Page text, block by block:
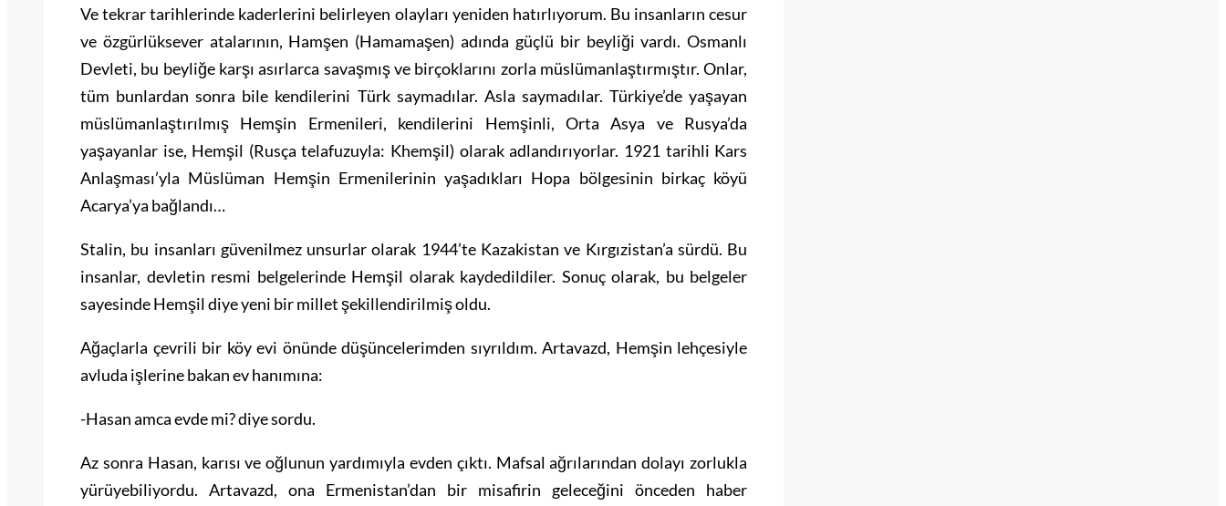
Ve tekrar tarihlerinde kaderlerini belirleyen olayları yeniden hatırlıyorum. Bu insanların cesur
ve özgürlüksever atalarının, Hamşen (Hamamaşen) adında güçlü bir beyliği vardı. Osmanlı
Devleti, bu beyliğe karşı asırlarca savaşmış ve birçoklarını zorla müslümanlaştırmıştır. Onlar,
tüm bunlardan sonra bile kendilerini Türk saymadılar. Asla saymadılar. Türkiye’de yaşayan
müslümanlaştırılmış Hemşin Ermenileri, kendilerini Hemşinli, Orta Asya ve Rusya’da
yaşayanlar ise, Hemşil (Rusça telafuzuyla: Khemşil) olarak adlandırıyorlar. 1921 tarihli Kars
Anlaşması’yla Müslüman Hemşin Ermenilerinin yaşadıkları Hopa bölgesinin birkaç köyü
Acarya’ya bağlandı…
Stalin, bu insanları güvenilmez unsurlar olarak 1944’te Kazakistan ve Kırgızistan’a sürdü. Bu
insanlar, devletin resmi belgelerinde Hemşil olarak kaydedildiler. Sonuç olarak, bu belgeler
sayesinde Hemşil diye yeni bir millet şekillendirilmiş oldu.
Ağaçlarla çevrili bir köy evi önünde düşüncelerimden sıyrıldım. Artavazd, Hemşin lehçesiyle
avluda işlerine bakan ev hanımına:
-Hasan amca evde mi? diye sordu.
Az sonra Hasan, karısı ve oğlunun yardımıyla evden çıktı. Mafsal ağrılarından dolayı zorlukla
yürüyebiliyordu. Artavazd, ona Ermenistan’dan bir misafirin geleceğini önceden haber